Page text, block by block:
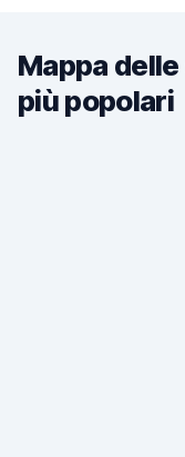
Mappa
più popolari